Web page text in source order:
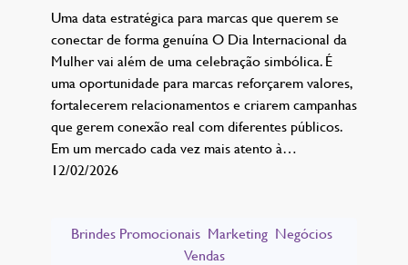
Uma data estratégica para marcas que querem se
conectar de forma genuína O Dia Internacional da
Mulher vai além de uma celebração simbólica. É
uma oportunidade para marcas reforçarem valores,
fortalecerem relacionamentos e criarem campanhas
que gerem conexão real com diferentes públicos.
Em um mercado cada vez mais atento à…
12/02/2026
Brindes Promocionais Marketing Negócios
Vendas